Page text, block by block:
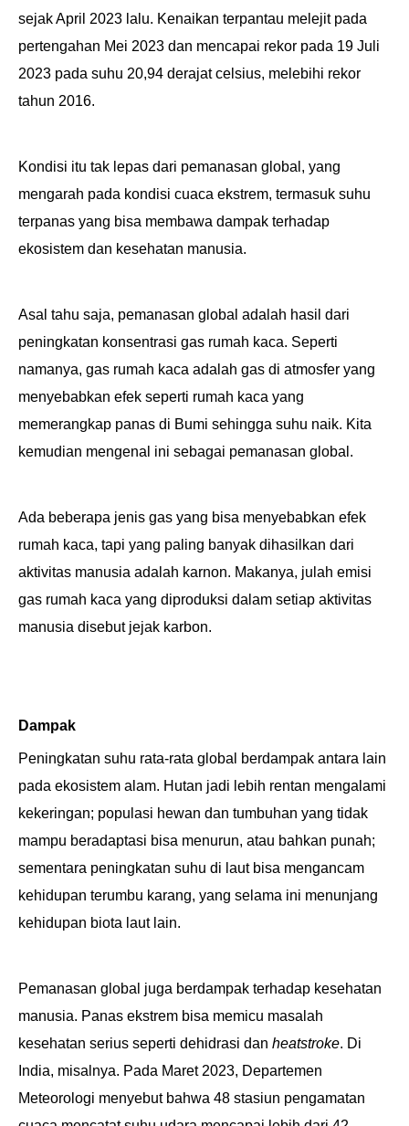
sejak April 2023 lalu. Kenaikan terpantau melejit pada
pertengahan Mei 2023 dan mencapai rekor pada 19 Juli
2023 pada suhu 20,94 derajat celsius, melebihi rekor
tahun 2016.
Kondisi itu tak lepas dari pemanasan global, yang
mengarah pada kondisi cuaca ekstrem, termasuk suhu
terpanas yang bisa membawa dampak terhadap
ekosistem dan kesehatan manusia.
Asal tahu saja, pemanasan global adalah hasil dari
peningkatan konsentrasi gas rumah kaca. Seperti
namanya, gas rumah kaca adalah gas di atmosfer yang
menyebabkan efek seperti rumah kaca yang
memerangkap panas di Bumi sehingga suhu naik. Kita
kemudian mengenal ini sebagai pemanasan global.
Ada beberapa jenis gas yang bisa menyebabkan efek
rumah kaca, tapi yang paling banyak dihasilkan dari
aktivitas manusia adalah karnon. Makanya, julah emisi
gas rumah kaca yang diproduksi dalam setiap aktivitas
manusia disebut jejak karbon.
Dampak
Peningkatan suhu rata-rata global berdampak antara lain
pada ekosistem alam. Hutan jadi lebih rentan mengalami
kekeringan; populasi hewan dan tumbuhan yang tidak
mampu beradaptasi bisa menurun, atau bahkan punah;
sementara peningkatan suhu di laut bisa mengancam
kehidupan terumbu karang, yang selama ini menunjang
kehidupan biota laut lain.
Pemanasan global juga berdampak terhadap kesehatan
manusia. Panas ekstrem bisa memicu masalah
kesehatan serius seperti dehidrasi dan heatstroke. Di
India, misalnya. Pada Maret 2023, Departemen
Meteorologi menyebut bahwa 48 stasiun pengamatan